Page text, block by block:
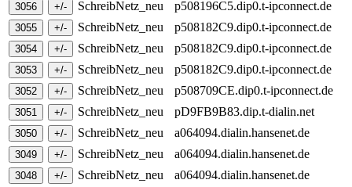
SchreibNetz_neu
p508196C5.dip0.t-ipconnect.de
SchreibNetz_neu
p508182C9.dip0.t-ipconnect.de
SchreibNetz_neu
p508182C9.dip0.t-ipconnect.de
SchreibNetz_neu
p508182C9.dip0.t-ipconnect.de
SchreibNetz_neu
p508709CE.dip0.t-ipconnect.de
SchreibNetz_neu
pD9FB9B83.dip.t-dialin.net
SchreibNetz_neu
a064094.dialin.hansenet.de
SchreibNetz_neu
a064094.dialin.hansenet.de
SchreibNetz_neu
a064094.dialin.hansenet.de